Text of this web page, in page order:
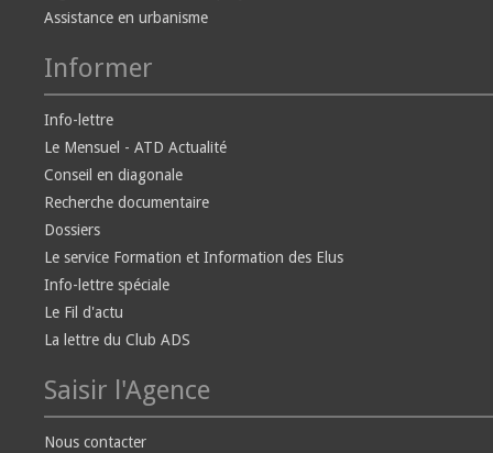
Assistance en urbanisme
Informer
Info-lettre
Le Mensuel - ATD Actualité
Conseil en diagonale
Recherche documentaire
Dossiers
Le service Formation et Information des Elus
Info-lettre spéciale
Le Fil d'actu
La lettre du Club ADS
Saisir l'Agence
Nous contacter